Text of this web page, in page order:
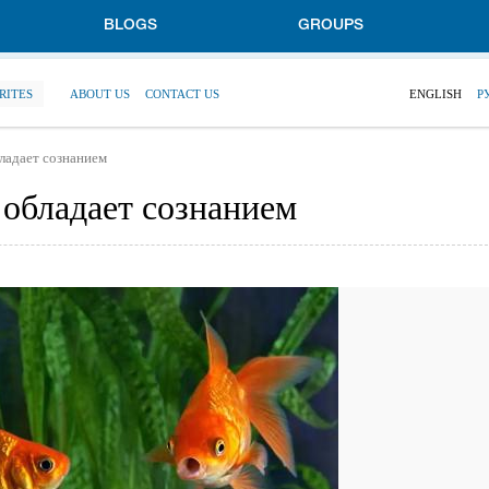
BLOGS GROUPS
ABOUT US CONTACT US ENGLISH
сознанием
сознанием